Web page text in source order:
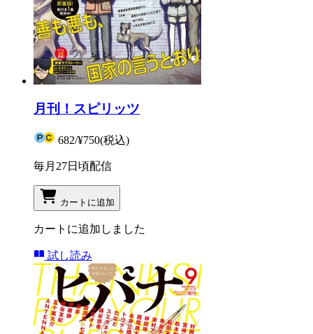
月刊！スピリッツ
682/¥750(税込)
毎月27日頃配信
カートに追加
カートに追加しました
試し読み